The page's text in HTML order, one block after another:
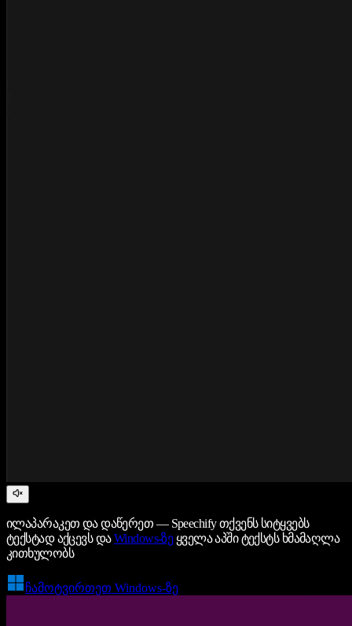
ილაპარაკეთ და დაწერეთ — Speechify თქვენს სიტყვებს
ტექსტად აქცევს დაWindows-ზეყველა აპში ტექსტს ხმამაღლა
კითხულობს
ჩამოტვირთეთ Windows-ზე